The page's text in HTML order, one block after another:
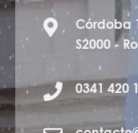
Córdoba
S2000 -
0341 420